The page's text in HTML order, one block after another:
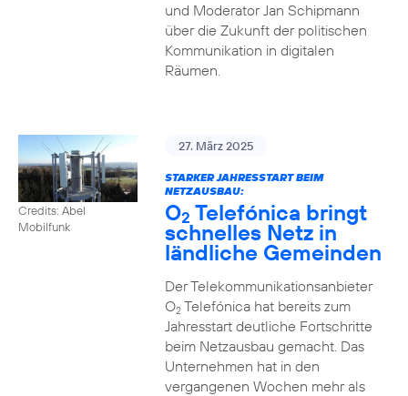
und Moderator Jan Schipmann
über die Zukunft der politischen
Kommunikation in digitalen
Räumen.
Credits: Abel
Mobilfunk
27. März 2025
STARKER JAHRESSTART BEIM
NETZAUSBAU:
O2 Telefónica bringt
schnelles Netz in
ländliche Gemeinden
Der Telekommunikationsanbieter
O2Telefónica hat bereits zum
Jahresstart deutliche Fortschritte
beim Netzausbau gemacht. Das
Unternehmen hat in den
vergangenen Wochen mehr als